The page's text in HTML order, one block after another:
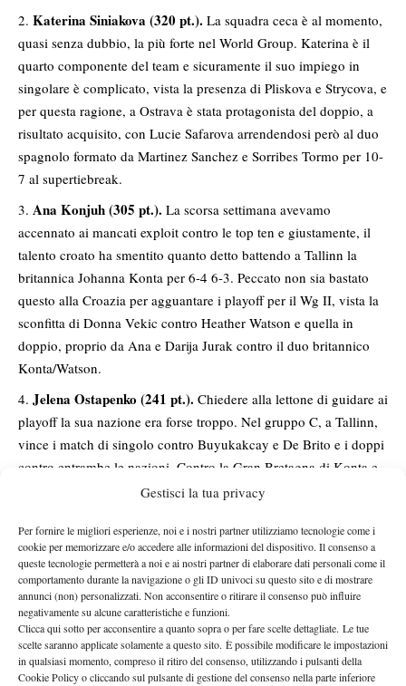
Gestisci la tua privacy
Per fornire le migliori esperienze, noi e i nostri partner utilizziamo tecnologie come i
cookie per memorizzare e/o accedere alle informazioni del dispositivo. Il consenso a
queste tecnologie permetterà a noi e ai nostri partner di elaborare dati personali come il
comportamento durante la navigazione o gli ID univoci su questo sito e di mostrare
annunci (non) personalizzati. Non acconsentire o ritirare il consenso può influire
negativamente su alcune caratteristiche e funzioni.
Clicca qui sotto per acconsentire a quanto sopra o per fare scelte dettagliate. Le tue
scelte saranno applicate solamente a questo sito. È possibile modificare le impostazioni
in qualsiasi momento, compreso il ritiro del consenso, utilizzando i pulsanti della
Cookie Policy o cliccando sul pulsante di gestione del consenso nella parte inferiore
Katerina Siniakova (320 pt.). La squadra ceca è al momento,
quasi senza dubbio, la più forte nel World Group. Katerina è il
quarto componente del team e sicuramente il suo impiego in
singolare è complicato, vista la presenza di Pliskova e Strycova, e
per questa ragione, a Ostrava è stata protagonista del doppio, a
risultato acquisito, con Lucie Safarova arrendendosi però al duo
spagnolo formato da Martinez Sanchez e Sorribes Tormo per 10-
7 al supertiebreak.
Ana Konjuh (305 pt.). La scorsa settimana avevamo
accennato ai mancati exploit contro le top ten e giustamente, il
talento croato ha smentito quanto detto battendo a Tallinn la
britannica Johanna Konta per 6-4 6-3. Peccato non sia bastato
questo alla Croazia per agguantare i playoff per il Wg II, vista la
sconfitta di Donna Vekic contro Heather Watson e quella in
doppio, proprio da Ana e Darija Jurak contro il duo britannico
Konta/Watson.
Jelena Ostapenko (241 pt.). Chiedere alla lettone di guidare ai
playoff la sua nazione era forse troppo. Nel gruppo C, a Tallinn,
vince i match di singolo contro Buyukakcay e De Brito e i doppi
contro entrambe le nazioni. Contro la Gran Bretagna di Konta e
Watson serviva il miracolo che puntualmente non è arrivato,
un secco 3-0.
Ashleigh Barty (234 pt.).Non male il rientro in nazionale per
la tennista australiana che a Kharkiv conquista il primo set contro
Elina Svitolina, prima di arrendersi per 6-1 6-2 nei seguenti.
Daria Gavrilova non le da una mano e quindi la contesa è chiusa
dopo i primi 3 match ma nel doppio, sua specialità, con la storica
partner Casey Dellacqua, si prende il punto della bandiera con il